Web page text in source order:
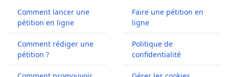
Comment lancer une
pétition en ligne
Comment rédiger une
pétition ?
Faire une pétition en
ligne
Politique de
confidentialité